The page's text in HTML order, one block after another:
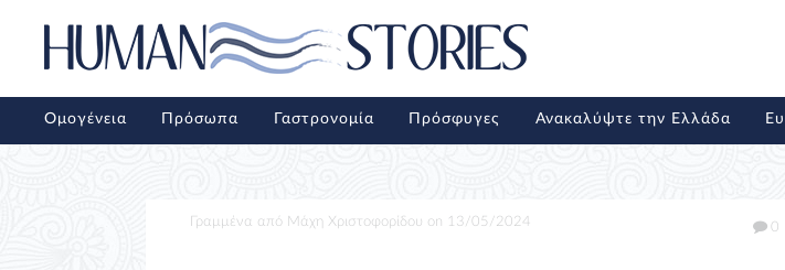
Ομογένεια Πρόσωπα Γαστρονομία Πρόσφυγες Ανακαλύψτε την Ελλάδα
Γραμμένα από Μάχη Χριστοφορίδου on 13/05/2024 0